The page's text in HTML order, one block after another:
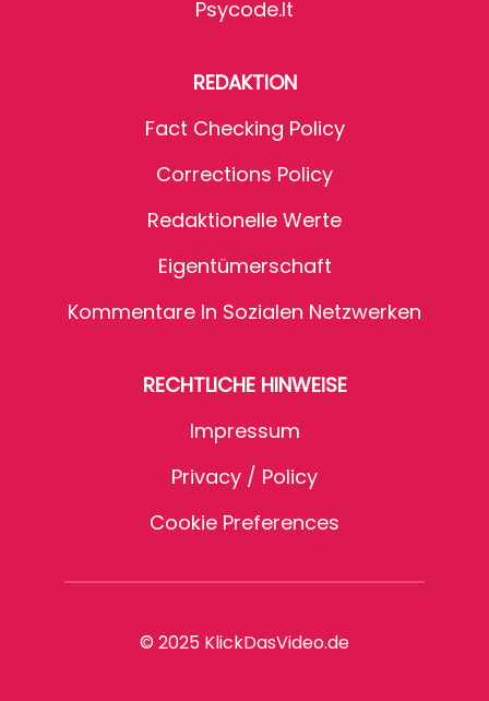
Psycode.it
REDAKTION
Fact Checking Policy
Corrections Policy
Redaktionelle Werte
Eigentümerschaft
Kommentare In Sozialen Netzwerken
RECHTLICHE HINWEISE
Impressum
Privacy / Policy
Cookie Preferences
© 2025 KlickDasVideo.de